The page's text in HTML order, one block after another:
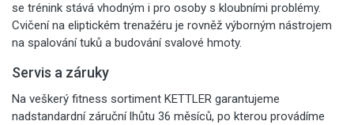
se trénink stává vhodným i pro osoby s kloubními problémy.
Cvičení na eliptickém trenažéru je rovněž výborným nástrojem
na spalování tuků a budování svalové hmoty.
Servis a záruky
Na veškerý fitness sortiment KETTLER garantujeme
nadstandardní záruční lhůtu 36 měsíců, po kterou provádíme